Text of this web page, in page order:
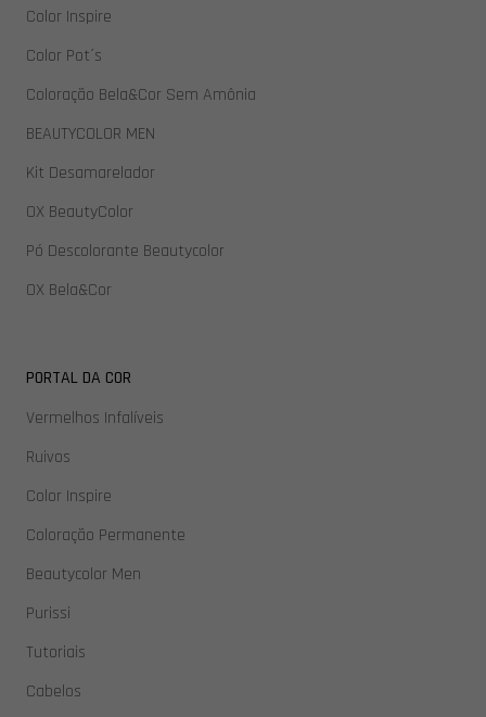
Color Inspire
Color Pot´s
Coloração Bela&Cor Sem Amônia
BEAUTYCOLOR MEN
Kit Desamarelador
OX BeautyColor
Pó Descolorante Beautycolor
OX Bela&Cor
PORTAL DA COR
Vermelhos Infalíveis
Ruivos
Color Inspire
Coloração Permanente
Beautycolor Men
Purissi
Tutoriais
Cabelos